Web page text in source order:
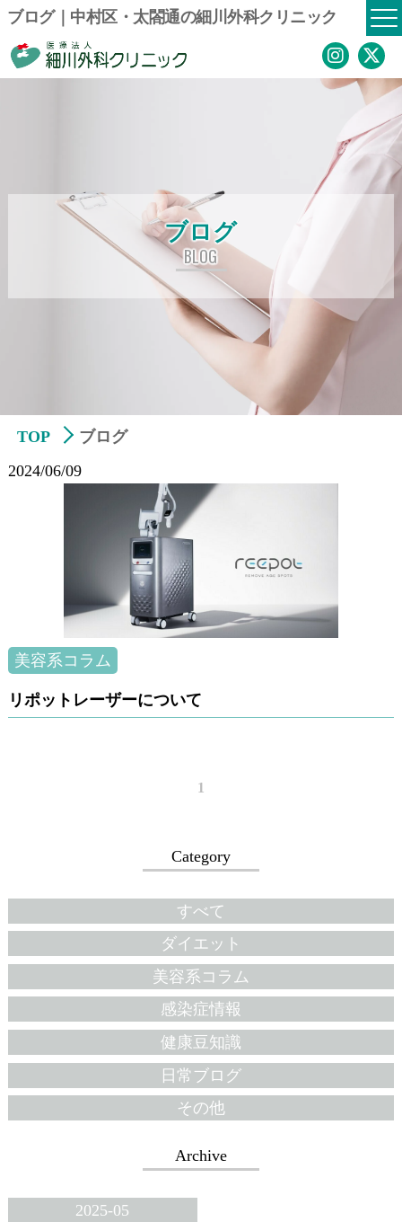
ブログ｜中村区・太閤通の細川外科クリニック
ブログ
BLOG
TOP
ブログ
2024/06/09
美容系コラム
リポットレーザーについて
1
Category
すべて
ダイエット
美容系コラム
感染症情報
健康豆知識
日常ブログ
その他
Archive
2025-05